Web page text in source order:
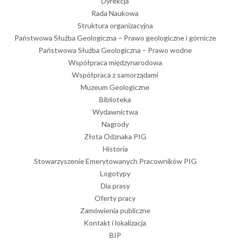
Rada Naukowa
Struktura organizacyjna
Państwowa Służba Geologiczna – Prawo geologiczne i górnicze
Państwowa Służba Geologiczna – Prawo wodne
Współpraca międzynarodowa
Współpraca z samorządami
Muzeum Geologiczne
Biblioteka
Wydawnictwa
Nagrody
Złota Odznaka PIG
Historia
Stowarzyszenie Emerytowanych Pracowników PIG
Logotypy
Dla prasy
Oferty pracy
Zamówienia publiczne
Kontakt i lokalizacja
BIP